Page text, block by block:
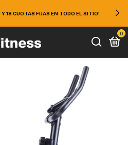
SITIO ¡APROVECHÁ 10% EXTRA DE DESCUENTO
EFECTIVO O TRANSFERENCIA!
0